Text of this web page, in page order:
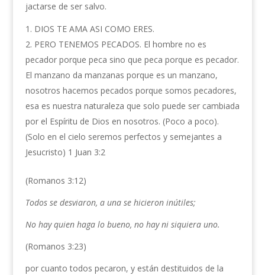
jactarse de ser salvo.
DIOS TE AMA ASI COMO ERES.
PERO TENEMOS PECADOS. El hombre no es
pecador porque peca sino que peca porque es pecador.
El manzano da manzanas porque es un manzano,
nosotros hacemos pecados porque somos pecadores,
esa es nuestra naturaleza que solo puede ser cambiada
por el Espíritu de Dios en nosotros. (Poco a poco).
(Solo en el cielo seremos perfectos y semejantes a
Jesucristo) 1 Juan 3:2
(Romanos 3:12)
Todos se desviaron, a una se hicieron inútiles;
No hay quien haga lo bueno, no hay ni siquiera uno.
(Romanos 3:23)
por cuanto todos pecaron, y están destituidos de la